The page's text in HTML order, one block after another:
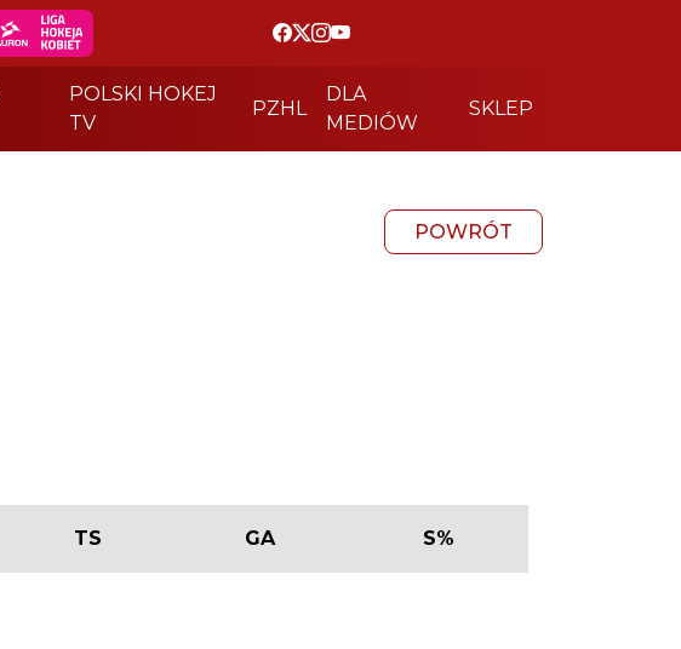
POLSKI HOKEJ
TV
PZHL
DLA
MEDIÓW
SKLEP
POWRÓT
TS GA S%